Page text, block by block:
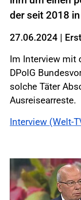
der seit 2018
27.06.2024 |
Im Interview mit
DPolG
solche Täter
Ausreisearreste.
Interview (Welt-